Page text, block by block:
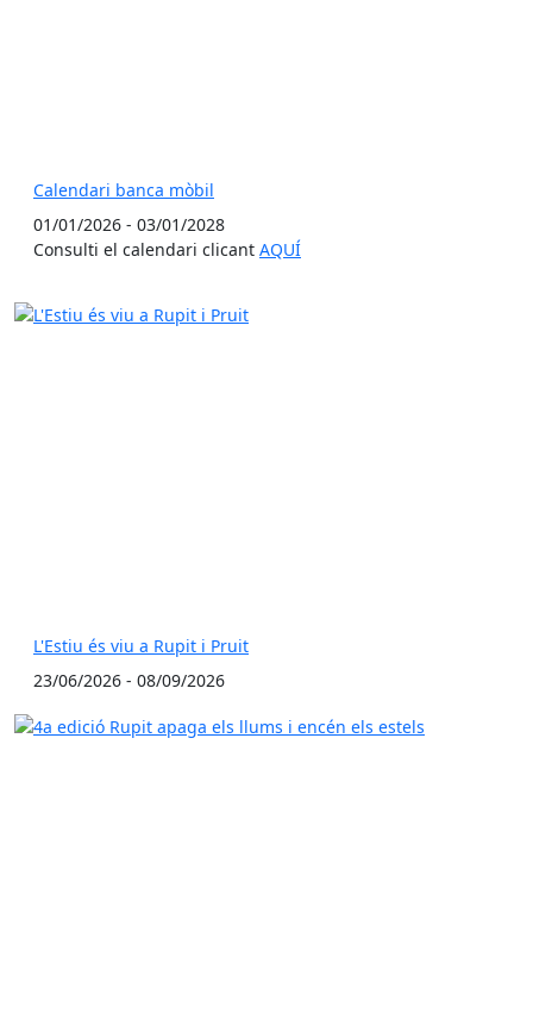
Calendari banca mòbil
01/01/2026 - 03/01/2028
Consulti el calendari clicant AQUÍ
L'Estiu és viu a Rupit i Pruit
23/06/2026 - 08/09/2026